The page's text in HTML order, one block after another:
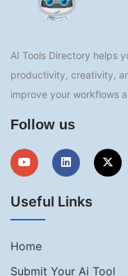
AI Tools Directory helps
productivity, creativity,
improve your workflows
Follow us
Useful Links
Home
Submit Your Ai Tool